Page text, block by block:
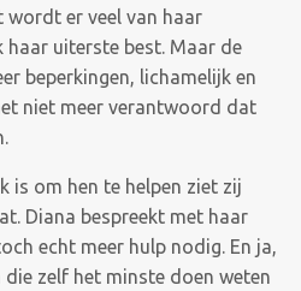
wordt er veel van haar
uiterste best. Maar de
beperkingen, lichamelijk en
niet meer verantwoord dat
is om hen te helpen ziet zij
Diana bespreekt met haar
echt meer hulp nodig. En ja,
zelf het minste doen weten